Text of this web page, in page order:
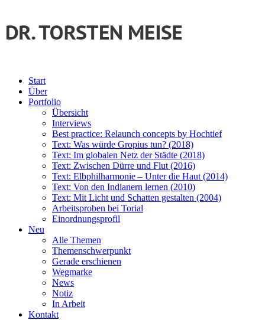
Start
Über
Portfolio
Übersicht
Interviews
Best practice: Relaunch concepts by Hochtief
Text: Was würde Gropius tun? (2018)
Text: Im globalen Netz der Städte (2018)
Text: Zwischen Dürre und Flut (2016)
Text: Elbphilharmonie – Unter die Haut (2014)
Text: Von den Indianern lernen (2010)
Text: Mit Licht und Schatten gestalten (2004)
Arbeitsproben bei Torial
Einordnungsprofil
Neu
Alle Themen
Themenschwerpunkt
Gerade erschienen
Wegmarke
News
Notiz
In Arbeit
Kontakt